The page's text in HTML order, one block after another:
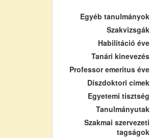
Egyéb tanulmányok
Szakvizsgák
Habilitáció éve
Tanári kinevezés
Professor emeritus éve
Díszdoktori címek
Egyetemi tisztség
Tanulmányutak
Szakmai szervezeti
tagságok